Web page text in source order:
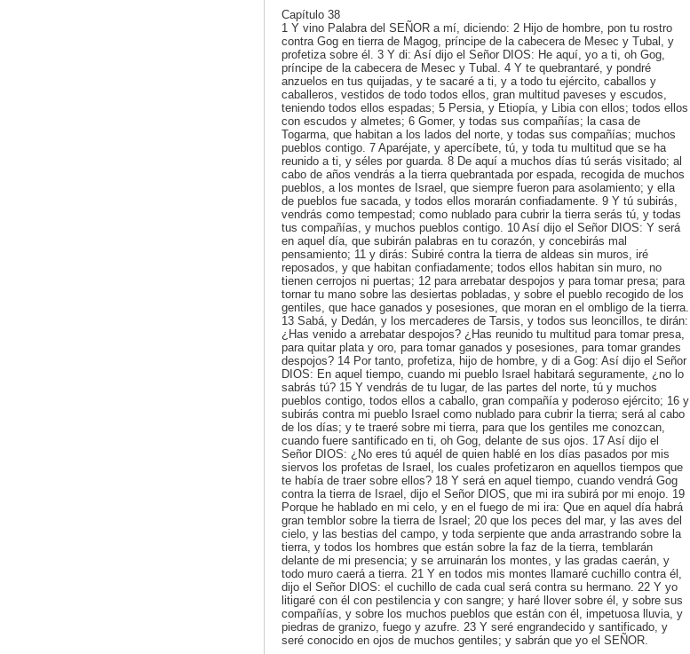
Capítulo 38
1 Y vino Palabra del SEÑOR a mí, diciendo: 2 Hijo de hombre, pon tu rostro
contra Gog en tierra de Magog, príncipe de la cabecera de Mesec y Tubal, y
profetiza sobre él. 3 Y di: Así dijo el Señor DIOS: He aquí, yo a ti, oh Gog,
príncipe de la cabecera de Mesec y Tubal. 4 Y te quebrantaré, y pondré
anzuelos en tus quijadas, y te sacaré a ti, y a todo tu ejército, caballos y
caballeros, vestidos de todo todos ellos, gran multitud paveses y escudos,
teniendo todos ellos espadas; 5 Persia, y Etiopía, y Libia con ellos; todos ellos
con escudos y almetes; 6 Gomer, y todas sus compañías; la casa de
Togarma, que habitan a los lados del norte, y todas sus compañías; muchos
pueblos contigo. 7 Aparéjate, y apercíbete, tú, y toda tu multitud que se ha
reunido a ti, y séles por guarda. 8 De aquí a muchos días tú serás visitado; al
cabo de años vendrás a la tierra quebrantada por espada, recogida de muchos
pueblos, a los montes de Israel, que siempre fueron para asolamiento; y ella
de pueblos fue sacada, y todos ellos morarán confiadamente. 9 Y tú subirás,
vendrás como tempestad; como nublado para cubrir la tierra serás tú, y todas
tus compañías, y muchos pueblos contigo. 10 Así dijo el Señor DIOS: Y será
en aquel día, que subirán palabras en tu corazón, y concebirás mal
pensamiento; 11 y dirás: Subiré contra la tierra de aldeas sin muros, iré
reposados, y que habitan confiadamente; todos ellos habitan sin muro, no
tienen cerrojos ni puertas; 12 para arrebatar despojos y para tomar presa; para
tornar tu mano sobre las desiertas pobladas, y sobre el pueblo recogido de los
gentiles, que hace ganados y posesiones, que moran en el ombligo de la tierra.
13 Sabá, y Dedán, y los mercaderes de Tarsis, y todos sus leoncillos, te dirán:
¿Has venido a arrebatar despojos? ¿Has reunido tu multitud para tomar presa,
para quitar plata y oro, para tomar ganados y posesiones, para tomar grandes
despojos? 14 Por tanto, profetiza, hijo de hombre, y di a Gog: Así dijo el Señor
DIOS: En aquel tiempo, cuando mi pueblo Israel habitará seguramente, ¿no lo
sabrás tú? 15 Y vendrás de tu lugar, de las partes del norte, tú y muchos
pueblos contigo, todos ellos a caballo, gran compañía y poderoso ejército; 16 y
subirás contra mi pueblo Israel como nublado para cubrir la tierra; será al cabo
de los días; y te traeré sobre mi tierra, para que los gentiles me conozcan,
cuando fuere santificado en ti, oh Gog, delante de sus ojos. 17 Así dijo el
Señor DIOS: ¿No eres tú aquél de quien hablé en los días pasados por mis
siervos los profetas de Israel, los cuales profetizaron en aquellos tiempos que
te había de traer sobre ellos? 18 Y será en aquel tiempo, cuando vendrá Gog
contra la tierra de Israel, dijo el Señor DIOS, que mi ira subirá por mi enojo. 19
Porque he hablado en mi celo, y en el fuego de mi ira: Que en aquel día habrá
gran temblor sobre la tierra de Israel; 20 que los peces del mar, y las aves del
cielo, y las bestias del campo, y toda serpiente que anda arrastrando sobre la
tierra, y todos los hombres que están sobre la faz de la tierra, temblarán
delante de mi presencia; y se arruinarán los montes, y las gradas caerán, y
todo muro caerá a tierra. 21 Y en todos mis montes llamaré cuchillo contra él,
dijo el Señor DIOS: el cuchillo de cada cual será contra su hermano. 22 Y yo
litigaré con él con pestilencia y con sangre; y haré llover sobre él, y sobre sus
compañías, y sobre los muchos pueblos que están con él, impetuosa lluvia, y
piedras de granizo, fuego y azufre. 23 Y seré engrandecido y santificado, y
seré conocido en ojos de muchos gentiles; y sabrán que yo el SEÑOR.